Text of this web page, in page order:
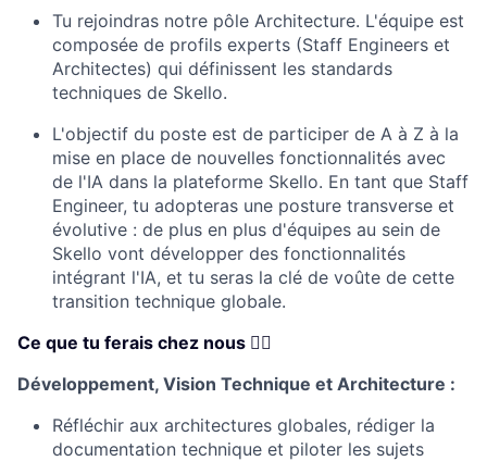
Tu rejoindras notre pôle Architecture. L'équipe est
composée de profils experts (Staff Engineers et
Architectes) qui définissent les standards
techniques de Skello.
L'objectif du poste est de participer de A à Z à la
mise en place de nouvelles fonctionnalités avec
de l'IA dans la plateforme Skello. En tant que Staff
Engineer, tu adopteras une posture transverse et
évolutive : de plus en plus d'équipes au sein de
Skello vont développer des fonctionnalités
intégrant l'IA, et tu seras la clé de voûte de cette
transition technique globale.
Ce que tu ferais chez nous 👇🏼
Développement, Vision Technique et Architecture :
Réfléchir aux architectures globales, rédiger la
documentation technique et piloter les sujets